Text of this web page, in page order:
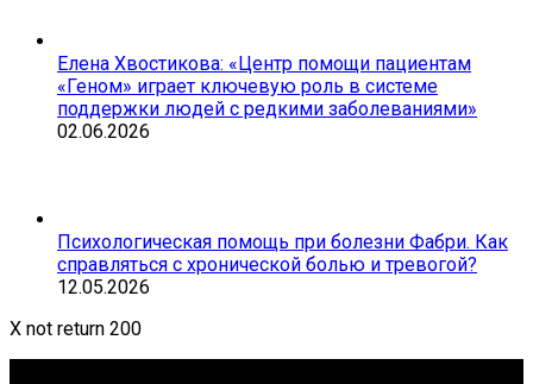
Елена Хвостикова: «Центр помощи пациентам
«Геном» играет ключевую роль в системе
поддержки людей с редкими заболеваниями»
02.06.2026
Психологическая помощь при болезни Фабри. Как
справляться с хронической болью и тревогой?
12.05.2026
X not return 200